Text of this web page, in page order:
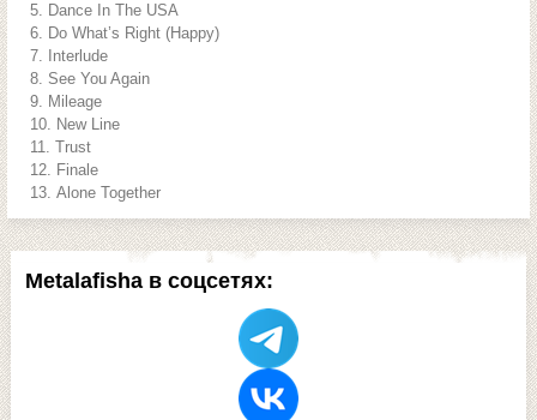
Metalafisha в соцсетях:
Dance In The USA
Do What’s Right (Happy)
Interlude
See You Again
Mileage
New Line
Trust
Finale
Alone Together